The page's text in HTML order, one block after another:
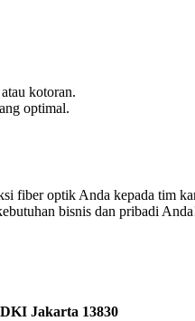
kotoran.
optimal.
fiber optik Anda kepada tim
bisnis dan pribadi
Jakarta 13830